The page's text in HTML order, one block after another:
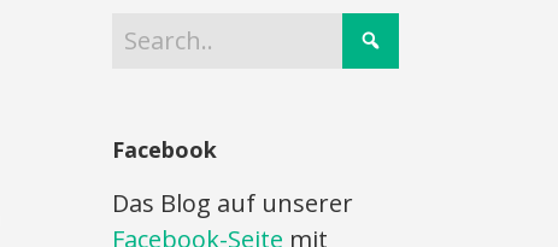
Facebook
Das Blog auf unserer
Facebook-Seite mit